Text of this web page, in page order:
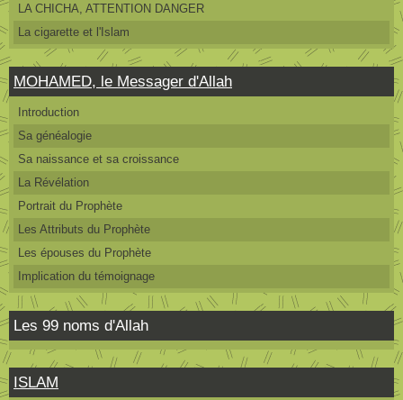
LA CHICHA, ATTENTION DANGER
La cigarette et l'Islam
MOHAMED, le Messager d'Allah
Introduction
Sa généalogie
Sa naissance et sa croissance
La Révélation
Portrait du Prophète
Les Attributs du Prophète
Les épouses du Prophète
Implication du témoignage
Les 99 noms d'Allah
ISLAM